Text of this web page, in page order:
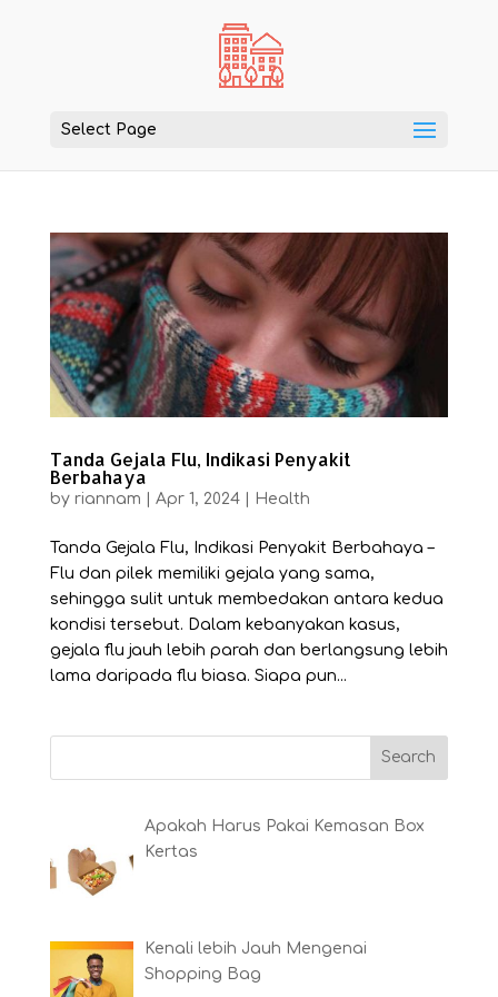
Select Page
Tanda Gejala Flu, Indikasi Penyakit
Berbahaya
by riannam Apr 1, 2024| Health
Tanda Gejala Flu, Indikasi Penyakit Berbahaya –
Flu dan pilek memiliki gejala yang sama,
sehingga sulit untuk membedakan antara kedua
kondisi tersebut. Dalam kebanyakan kasus,
gejala flu jauh lebih parah dan berlangsung lebih
lama daripada flu biasa. Siapa pun...
Apakah Harus Pakai Kemasan Box
Kertas
Kenali lebih Jauh Mengenai
Shopping Bag